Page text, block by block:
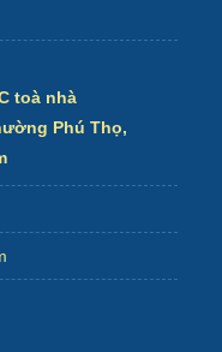
toà nhà
Phú Thọ,